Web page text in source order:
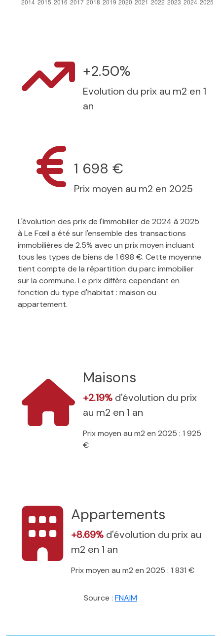
+2.50%
Evolution du prix au m2 en 1
an
1 698 €
Prix moyen au m2 en 2025
L'évolution des prix de l'immobilier de 2024 à 2025
à Le Fœil a été sur l'ensemble des transactions
immobilières de 2.5% avec un prix moyen incluant
tous les types de biens de 1 698 €. Cette moyenne
tient compte de la répartition du parc immobilier
sur la commune. Le prix diffère cependant en
fonction du type d'habitat : maison ou
appartement.
Maisons
+2.19% d'évolution du prix
au m2 en 1 an
Prix moyen au m2 en 2025 : 1 925
€
Appartements
+8.69% d'évolution du prix au
m2 en 1 an
Prix moyen au m2 en 2025 : 1 831 €
Source : FNAIM